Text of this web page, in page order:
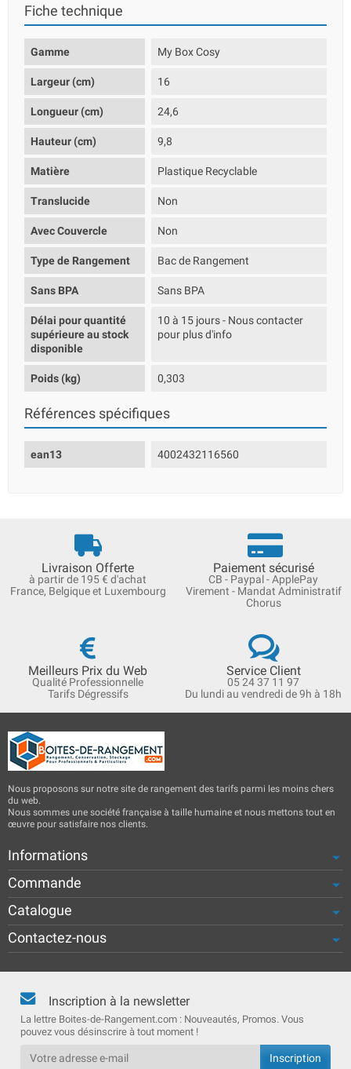
Fiche technique
Gamme My Box Cosy
Largeur (cm) 16
Longueur (cm) 24,6
Hauteur (cm) 9,8
Matière Plastique Recyclable
Translucide Non
Avec Couvercle Non
Type de Rangement Bac de Rangement
Sans BPA Sans BPA
Délai pour quantité
supérieure au stock
disponible
10 à 15 jours - Nous contacter
pour plus d'info
Poids (kg) 0,303
Références spécifiques
ean13 4002432116560
Livraison Offerte
à partir de 195 € d'achat
France, Belgique et Luxembourg
Paiement sécurisé
CB - Paypal - ApplePay
Virement - Mandat Administratif
Chorus
Meilleurs Prix du Web
Qualité Professionnelle
Tarifs Dégressifs
Service Client
05 24 37 11 97
Du lundi au vendredi de 9h à 18h
Nous proposons sur notre site de rangement des tarifs parmi les moins chers
du web.
Nous sommes une société française à taille humaine et nous mettons tout en
œuvre pour satisfaire nos clients.
Informations
Commande
Catalogue
Contactez-nous
Inscription à la newsletter
La lettre Boites-de-Rangement.com : Nouveautés, Promos. Vous
pouvez vous désinscrire à tout moment !